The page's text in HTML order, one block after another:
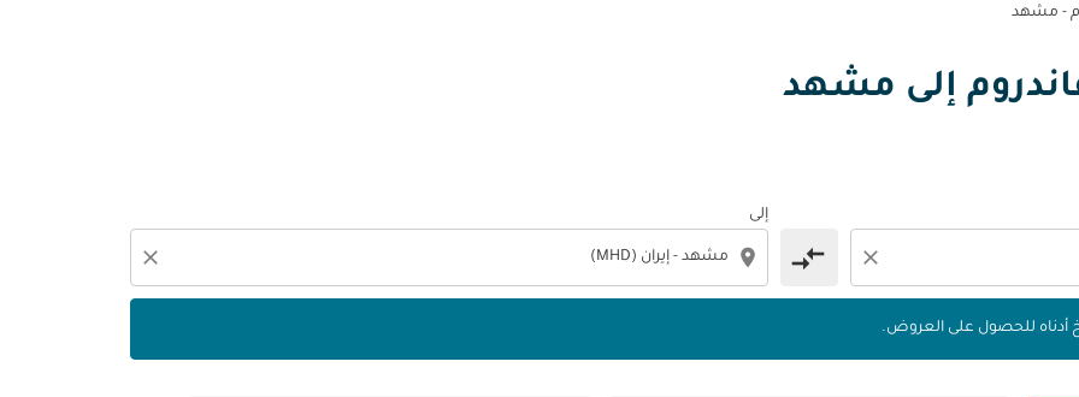
- مشهد
إلى مشهد
close
compare_arrows
إلى
location_on
close
أدناه للحصول على العروض.
أدناه للحصول على العروض.